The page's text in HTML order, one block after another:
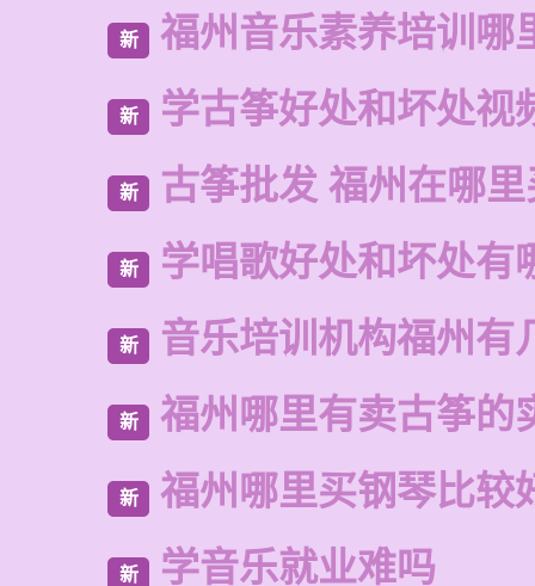
新 福州音乐素养培训哪
新 学古筝好处和坏处视
新 古筝批发 福州在哪
新 学唱歌好处和坏处有
新 音乐培训机构福州有
新 福州哪里有卖古筝的
新 福州哪里买钢琴比较
新 学音乐就业难吗